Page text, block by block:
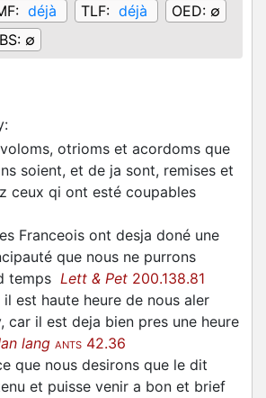
déjà TLF: déjà OED: ∅
∅
:
otrioms et acordoms que
soient, et de ja sont, remises et
ceux qi ont esté coupables
Franceois ont desja doné une
que nous ne purrons
temps Lett & Pet 200.138.81
il est haute heure de nous aler
car il est deja bien pres une heure
lang ANTS 42.36
que nous desirons que le dit
et puisse venir a bon et brief